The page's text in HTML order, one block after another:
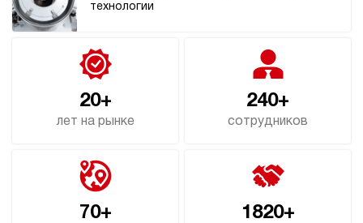
технологии
20+
лет на рынке
240+
сотрудников
70+ 1820+